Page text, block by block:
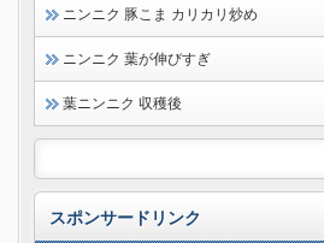
ニンニク 豚こま カリカリ炒め
ニンニク 葉が伸びすぎ
葉ニンニク 収穫後
スポンサードリンク